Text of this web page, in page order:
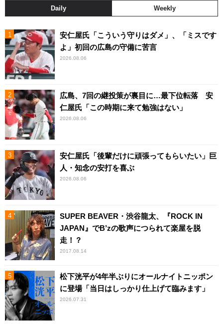
Daily Weekly
安仁屋氏「こういう守りはダメ」、「ミスです
よ」初回の広島の守備に苦言
2026.08.06
広島、7回の継投策が裏目に…最下位転落 安
仁屋氏「この時期に来て勉強はない」
2026.08.06
安仁屋氏「後輩だけに頑張ってもらいたい」巨
人・知念の安打を喜ぶ
2026.08.06
SUPER BEAVER・渋谷龍太、『ROCK IN
JAPAN』でB’zの歌声につられて楽屋を脱
走！？
2017.08.14
松下洸平が4年半ぶりにオールナイトニッポン
に登場「当日はしっかり仕上げて臨みます」
2026.07.31